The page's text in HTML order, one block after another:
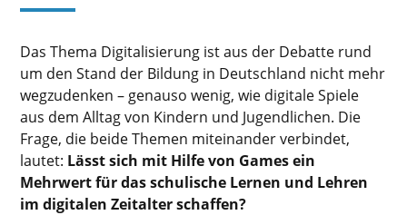
Das Thema Digitalisierung ist aus der Debatte rund
um den Stand der Bildung in Deutschland nicht mehr
wegzudenken – genauso wenig, wie digitale Spiele
aus dem Alltag von Kindern und Jugendlichen. Die
Frage, die beide Themen miteinander verbindet,
lautet: Lässt sich mit Hilfe von Games ein
Mehrwert für das schulische Lernen und Lehren
im digitalen Zeitalter schaffen?